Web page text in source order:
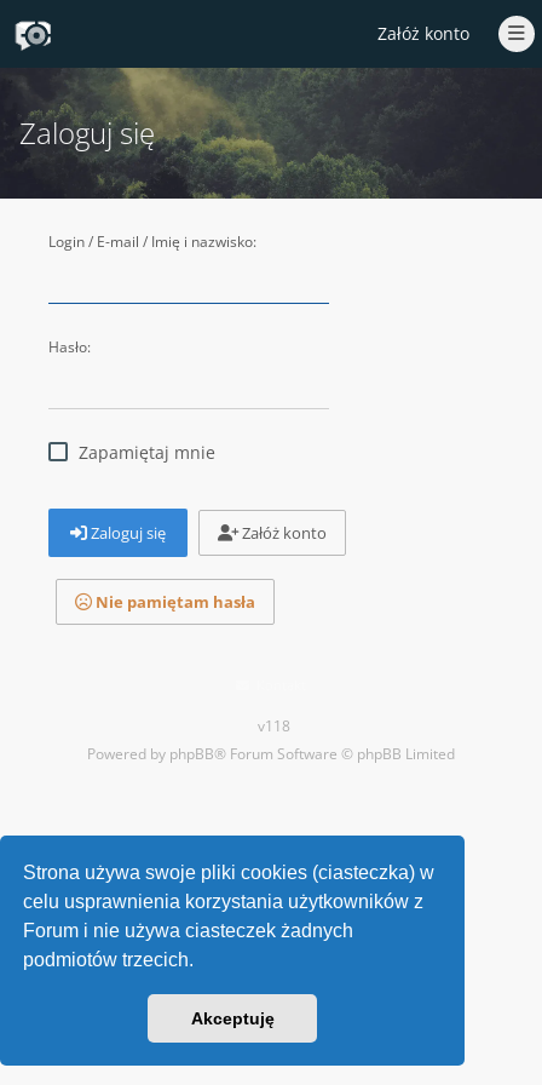
Strona używa swoje pliki cookies (ciasteczka) w
celu usprawnienia korzystania użytkowników z
Forum i nie używa ciasteczek żadnych
podmiotów trzecich.
Akceptuję
Załóż konto
Zaloguj się
Login / E-mail / Imię i nazwisko:
Hasło:
Zapamiętaj mnie
Zaloguj się Załóż konto
Nie pamiętam hasła
v118
Powered by phpBB® Forum Software © phpBB Limited